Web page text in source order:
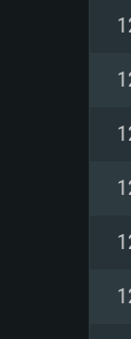
메
그
해
네
여
의
네
여
메
그
와
지